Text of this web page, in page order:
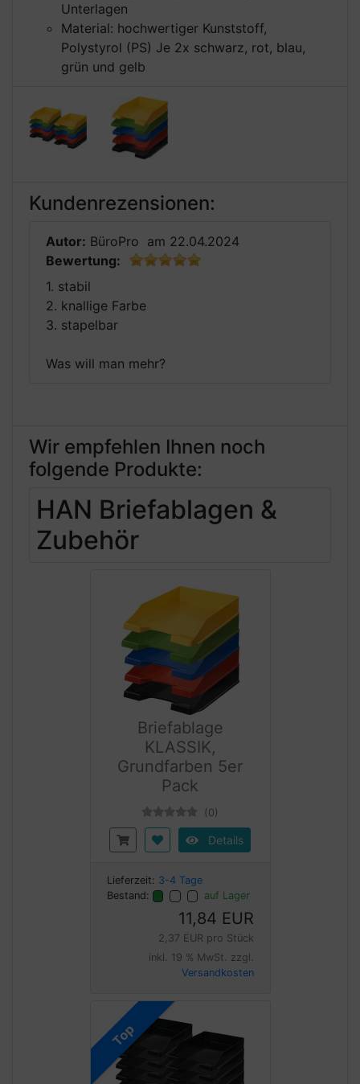
Unterlagen
Material: hochwertiger Kunststoff,
Polystyrol (PS) Je 2x schwarz, rot, blau,
grün und gelb
Kundenrezensionen:
Autor: BüroPro am 22.04.2024
Bewertung:
1. stabil
2. knallige Farbe
3. stapelbar
Was will man mehr?
Wir empfehlen Ihnen noch
folgende Produkte:
HAN Briefablagen &
Zubehör
Briefablage
KLASSIK,
Grundfarben 5er
Pack
(0)
Details
Lieferzeit: 3-4 Tage
Bestand:
auf Lager
11,84 EUR
2,37 EUR pro Stück
inkl. 19 % MwSt. zzgl.
Versandkosten
Top